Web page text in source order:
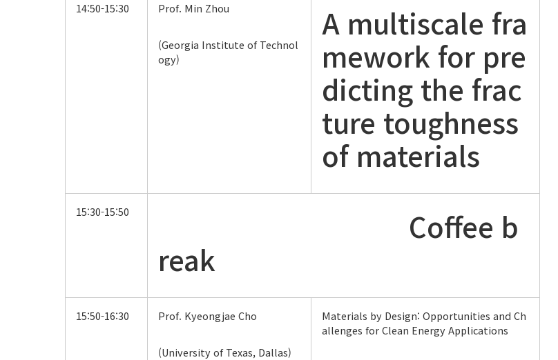
14:50-15:30 Prof. Min Zhou
(Georgia Institute of Technol
ogy)
A multiscale fra
mework for pre
dicting the frac
ture toughness
of materials
15:30-15:50
Coffee b
reak
15:50-16:30 Prof. Kyeongjae Cho
(University of Texas, Dallas)
Materials by Design: Opportunities and Ch
allenges for Clean Energy Applications